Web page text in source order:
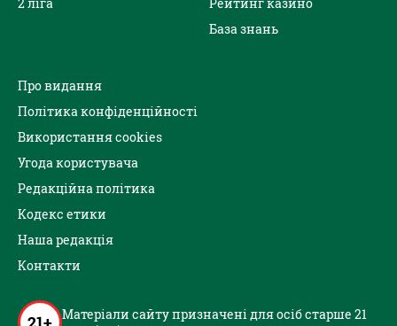
База знань
Про видання
Політика конфіденційності
Використання cookies
Угода користувача
Редакційна політика
Кодекс етики
Наша редакція
Контакти
Матеріали сайту призначені для осіб старше 21